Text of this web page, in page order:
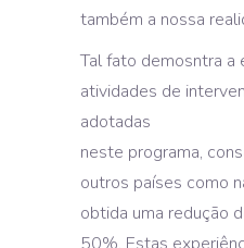
também a nossa
Tal fato demosntra a
atividades de
adotadas
neste programa,
outros países como
obtida uma redução